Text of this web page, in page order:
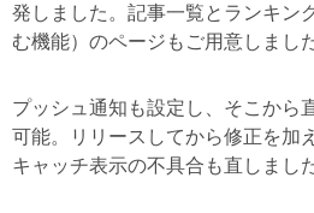
発しました。記事一覧とランキン
む機能）のページもご用意しました
プッシュ通知も設定し、そこから
可能。リリースしてから修正を加
キャッチ表示の不具合も直しました